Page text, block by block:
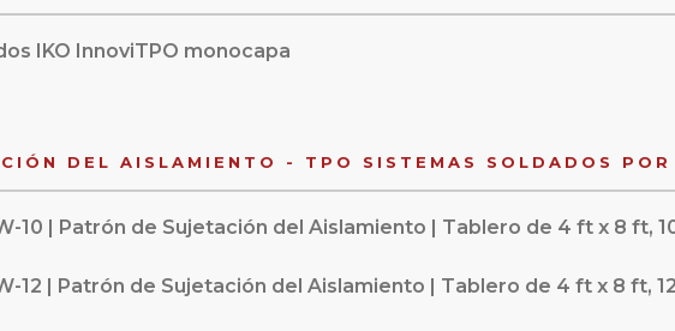
IKO InnoviTPO monocapa
DEL AISLAMIENTO - TPO SISTEMAS SOLDADOS POR
10 | Patrón de Sujetación del Aislamiento | Tablero de 4 ft x 8 ft,
12 | Patrón de Sujetación del Aislamiento | Tablero de 4 ft x 8 ft,